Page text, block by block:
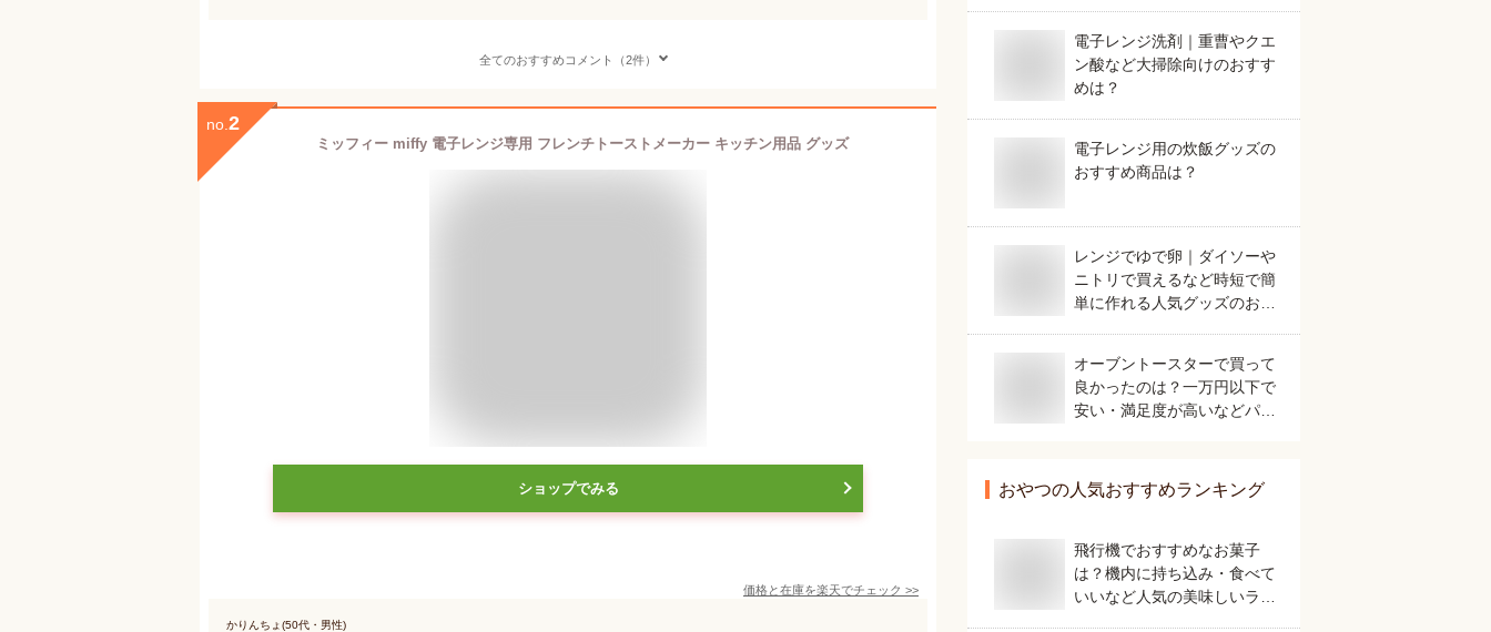
全てのおすすめコメント（2件）
no. 2
ミッフィー miffy 電子レンジ専用 フレンチトーストメーカー キッチン用品 グッズ
ショップでみる
価格と在庫を楽天でチェック >>
かりんちょ(50代・男性)
電子レンジ洗剤｜重曹やクエ
ン酸など大掃除向けのおすす
めは？
電子レンジ用の炊飯グッズの
おすすめ商品は？
レンジでゆで卵｜ダイソーや
ニトリで買えるなど時短で簡
単に作れる人気グッズのおす
オーブントースターで買って
良かったのは？一万円以下で
安い・満足度が高いなどパン
おやつの人気おすすめランキング
飛行機でおすすめなお菓子
は？機内に持ち込み・食べて
いいなど人気の美味しいラン